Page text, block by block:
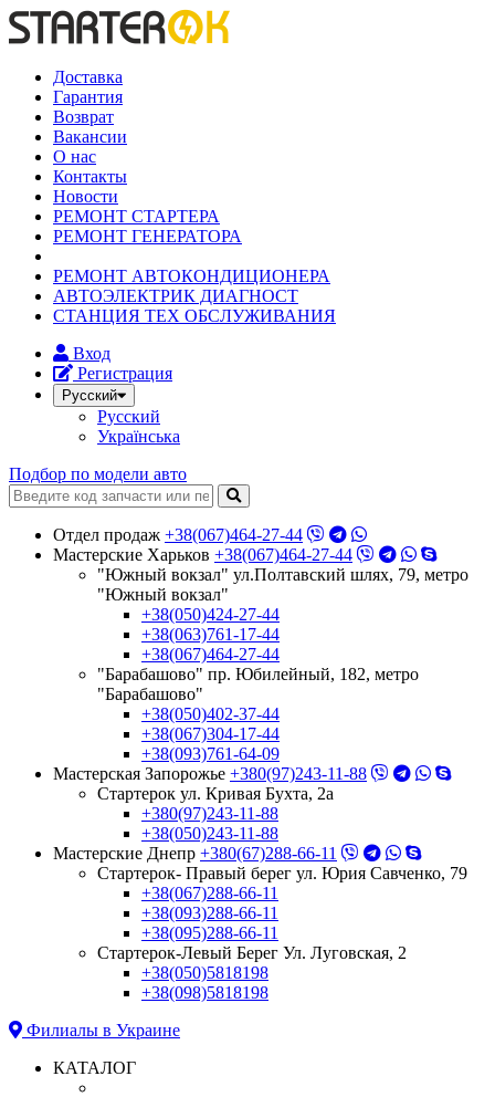
Доставка
Гарантия
Возврат
Вакансии
О нас
Контакты
Новости
РЕМОНТ СТАРТЕРА
РЕМОНТ ГЕНЕРАТОРА
РЕМОНТ АВТОКОНДИЦИОНЕРА
АВТОЭЛЕКТРИК ДИАГНОСТ
СТАНЦИЯ ТЕХ ОБСЛУЖИВАНИЯ
Вход
Регистрация
Русский
Русский
Українська
Подбор по модели авто
Отдел продаж +38(067)464-27-44
Мастерские Харьков +38(067)464-27-44
"Южный вокзал" ул.Полтавский шлях, 79, метро
"Южный вокзал"
+38(050)424-27-44
+38(063)761-17-44
+38(067)464-27-44
"Барабашово" пр. Юбилейный, 182, метро
"Барабашово"
+38(050)402-37-44
+38(067)304-17-44
+38(093)761-64-09
Мастерская Запорожье +380(97)243-11-88
Стартерок ул. Кривая Бухта, 2а
+380(97)243-11-88
+38(050)243-11-88
Мастерские Днепр +380(67)288-66-11
Стартерок- Правый берег ул. Юрия Савченко, 79
+38(067)288-66-11
+38(093)288-66-11
+38(095)288-66-11
Стартерок-Левый Берег Ул. Луговская, 2
+38(050)5818198
+38(098)5818198
Филиалы в Украине
КАТАЛОГ